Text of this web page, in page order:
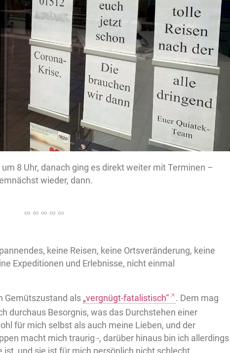
8 Uhr, danach ging es direkt weiter mit Terminen –
wieder, dann.
keine Reisen, keine Ortsveränderung, keine
Expeditionen und Erlebnisse, nicht einmal
Gemütszustand als „vergnügt-fatalistisch“
. Dem mag
durchaus Besorgnis, was das Durchstehen einer
für mich selbst als auch meine Lieben, und der
macht mich traurig -, darüber hinaus bin ich allerdings
und sie ist für mich persönlich nicht schlecht.